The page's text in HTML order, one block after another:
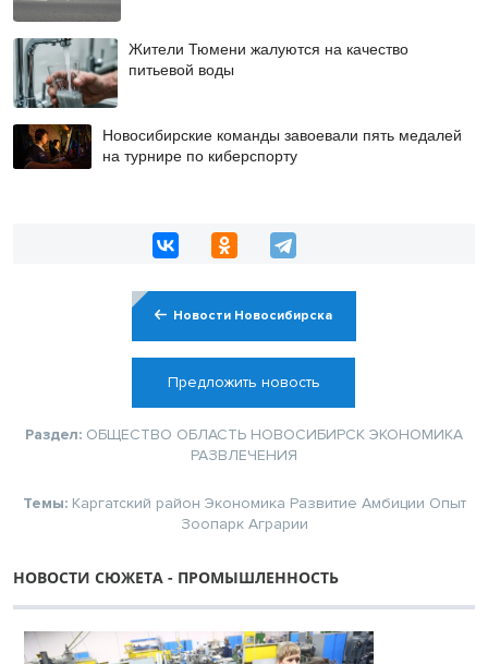
Жители Тюмени жалуются на качество
питьевой воды
Новосибирские команды завоевали пять медалей
на турнире по киберспорту
Новости Новосибирска
Предложить новость
Раздел: ОБЩЕСТВО ОБЛАСТЬ НОВОСИБИРСК ЭКОНОМИКА
РАЗВЛЕЧЕНИЯ
Темы: Каргатский район Экономика Развитие Амбиции Опыт
Зоопарк Аграрии
НОВОСТИ СЮЖЕТА - ПРОМЫШЛЕННОСТЬ